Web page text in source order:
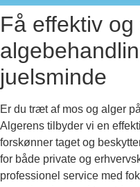
Få effektiv
juelsminde
Er du træt af mos og alger
Algerens tilbyder vi en
forskønner taget og
for både private og
professionel service med